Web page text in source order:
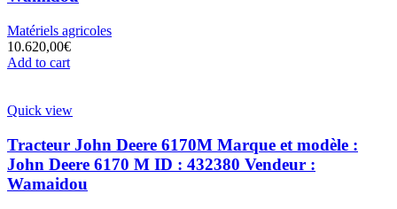
Matériels agricoles
10.620,00€
Add to cart
Quick view
Tracteur John Deere 6170M Marque et modèle :
John Deere 6170 M ID : 432380 Vendeur :
Wamaidou